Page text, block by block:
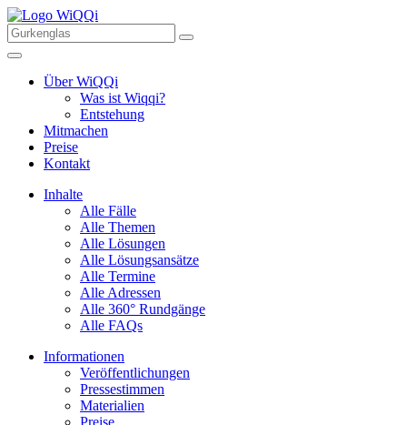
Über WiQQi
Was ist Wiqqi?
Entstehung
Mitmachen
Preise
Kontakt
Inhalte
Alle Fälle
Alle Themen
Alle Lösungen
Alle Lösungsansätze
Alle Termine
Alle Adressen
Alle 360° Rundgänge
Alle FAQs
Informationen
Veröffentlichungen
Pressestimmen
Materialien
Preise